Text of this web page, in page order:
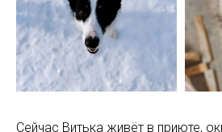
Сейчас Витька живёт в приюте,